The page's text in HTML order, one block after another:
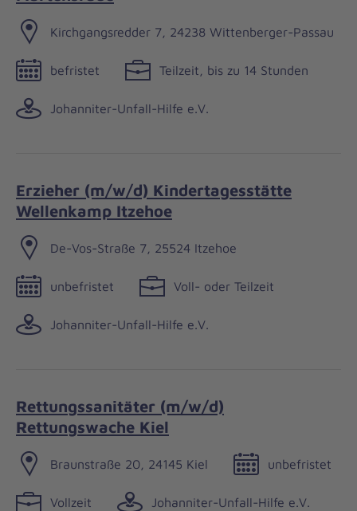
Kirchgangsredder 7, 24238 Wittenberger-Passau
befristet Teilzeit, bis zu 14 Stunden
Johanniter-Unfall-Hilfe e.V.
Erzieher (m/w/d) Kindertagesstätte
Wellenkamp Itzehoe
De-Vos-Straße 7, 25524 Itzehoe
unbefristet Voll- oder Teilzeit
Johanniter-Unfall-Hilfe e.V.
Rettungssanitäter (m/w/d)
Rettungswache Kiel
Braunstraße 20, 24145 Kiel unbefristet
Vollzeit Johanniter-Unfall-Hilfe e.V.